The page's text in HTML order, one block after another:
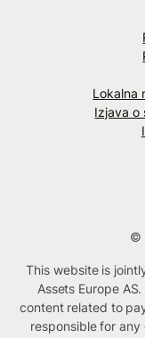
Lokalna
Izjava o
©
This website is
Assets Europe
content related to
responsible for